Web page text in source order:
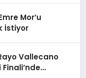
Mor’u
İstiyor
Vallecano
Finali’nde